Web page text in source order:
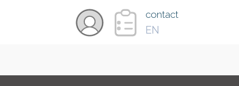
contact
EN